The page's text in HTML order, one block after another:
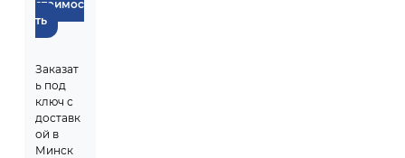
стоимос
ть
Заказат
ь под
ключ с
доставк
ой в
Минск